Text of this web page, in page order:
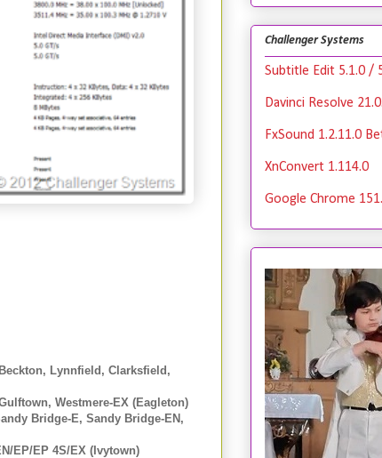
Lynnfield, Clarksfield,
Westmere-EX (Eagleton)
Bridge-E, Sandy Bridge-EN,
EP/EP 4S/EX (Ivytown)
Challenger Systems
Subtitle Edit 5.1.0 /
Davinci Resolve
FxSound 1.2.11.0
XnConvert 1.114.0
Google Chrome